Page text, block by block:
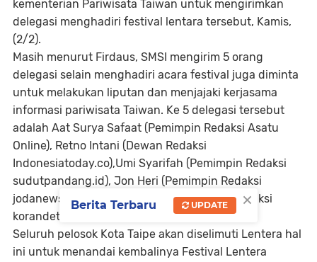
kementerian Pariwisata Taiwan untuk mengirimkan
delegasi menghadiri festival lentara tersebut, Kamis,
(2/2).
Masih menurut Firdaus, SMSI mengirim 5 orang
delegasi selain menghadiri acara festival juga diminta
untuk melakukan liputan dan menjajaki kerjasama
informasi pariwisata Taiwan. Ke 5 delegasi tersebut
adalah Aat Surya Safaat (Pemimpin Redaksi Asatu
Online), Retno Intani (Dewan Redaksi
Indonesiatoday.co),Umi Syarifah (Pemimpin Redaksi
sudutpandang.id), Jon Heri (Pemimpin Redaksi
jodanews.com), Yono Hartono (Pemimpin Redaksi
korandetak.com)
Seluruh pelosok Kota Taipe akan diselimuti Lentera hal
ini untuk menandai kembalinya Festival Lentera
×
Berita Terbaru UPDATE